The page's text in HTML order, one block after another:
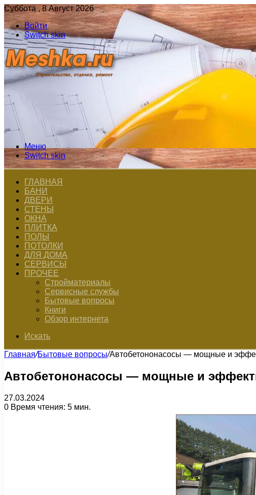
Суббота , 8 Август 2026
Войти
Switch skin
Меню
Switch skin
ГЛАВНАЯ
БАНИ
ДВЕРИ
СТЕНЫ
ОКНА
ПЛИТКА
ПОЛЫ
ПОТОЛКИ
ДЛЯ ДОМА
СЕРВИСЫ
ПРОЧЕЕ
Стройматериалы
Сервисные службы
Бытовые вопросы
Книги
Обзор интернета
Искать
Главная/Бытовые вопросы/Автобетононасосы — мощные и
Автобетононасосы — мощные и
27.03.2024
0 Время чтения: 5 мин.